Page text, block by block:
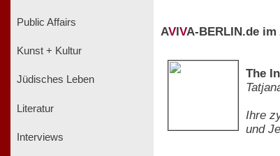
Public Affairs
Kunst + Kultur
Jüdisches Leben
Literatur
Interviews
AV VA-BERLIN.de im
The
Ihre
und